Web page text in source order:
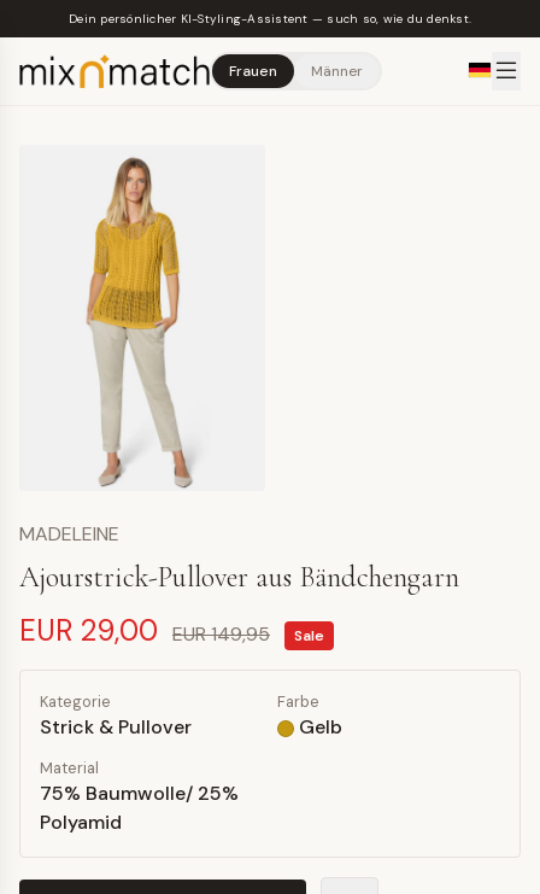
Skip to main content
Dein persönlicher KI-Styling-Assistent — such so, wie du denkst.
Frauen Männer
MADELEINE
Ajourstrick-Pullover aus Bändchengarn
EUR 29,00 EUR 149,95 Sale
Kategorie
Strick & Pullover
Farbe
Gelb
Material
75% Baumwolle/ 25%
Polyamid